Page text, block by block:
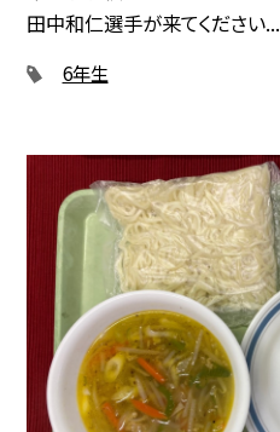
田中和仁選手が来てください...
6年生